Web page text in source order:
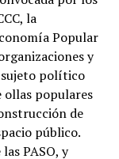
la
Popular
y
sujeto político
ollas populares
de
público.
PASO, y